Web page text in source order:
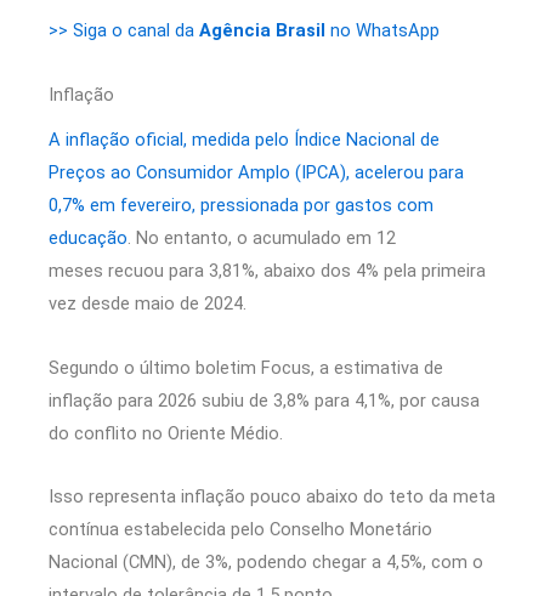
>> Siga o canal da Agência Brasil no WhatsApp
Inflação
A inflação oficial, medida pelo Índice Nacional de
Preços ao Consumidor Amplo (IPCA), acelerou para
0,7% em fevereiro, pressionada por gastos com
educação. No entanto, o acumulado em 12
meses recuou para 3,81%, abaixo dos 4% pela primeira
vez desde maio de 2024.
Segundo o último boletim Focus, a estimativa de
inflação para 2026 subiu de 3,8% para 4,1%, por causa
do conflito no Oriente Médio.
Isso representa inflação pouco abaixo do teto da meta
contínua estabelecida pelo Conselho Monetário
Nacional (CMN), de 3%, podendo chegar a 4,5%, com o